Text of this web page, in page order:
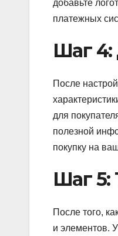
добавьте
платежных
Шаг 4:
После
для
полезной
покупку на
Шаг 5:
После того,
и элементов.